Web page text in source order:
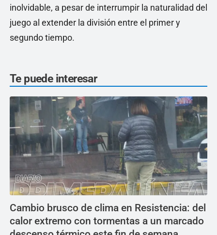
inolvidable, a pesar de interrumpir la naturalidad del
juego al extender la división entre el primer y
segundo tiempo.
Te puede interesar
Cambio brusco de clima en Resistencia: del
calor extremo con tormentas a un marcado